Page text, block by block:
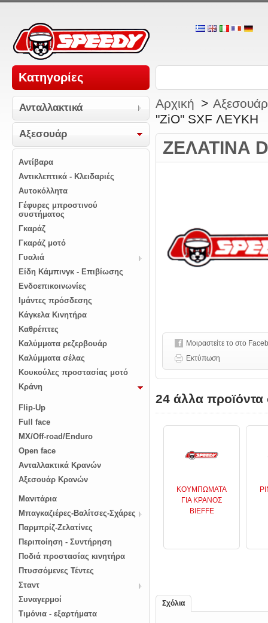
Κατηγορίες
Ανταλλακτικά
Αξεσουάρ
Αντίβαρα
Αντικλεπτικά - Κλειδαριές
Αυτοκόλλητα
Γέφυρες μπροστινού
συστήματος
Γκαράζ
Γκαράζ μοτό
Γυαλιά
Είδη Κάμπινγκ - Επιβίωσης
Ενδοεπικοινωνίες
Ιμάντες πρόσδεσης
Κάγκελα Κινητήρα
Καθρέπτες
Καλύμματα ρεζερβουάρ
Καλύμματα σέλας
Κουκούλες προστασίας μοτό
Κράνη
Flip-Up
Full face
MX/Off-road/Enduro
Open face
Ανταλλακτικά Κρανών
Αξεσουάρ Κρανών
Μανιτάρια
Μπαγκαζιέρες-Βαλίτσες-Σχάρες
Παρμπρίζ-Ζελατίνες
Περιποίηση - Συντήρηση
Ποδιά προστασίας κινητήρα
Πτυσσόμενες Τέντες
Σταντ
Συναγερμοί
Τιμόνια - εξαρτήματα
Αρχική > Αξεσουάρ
"ZiO" SXF ΛΕΥΚΗ
ΖΕΛΑΤΙΝΑ
Μοιραστείτε το στο
Εκτύπωση
24 άλλα προϊόντα
KOYΜΠΩΜΑΤΑ
ΓΙΑ ΚΡΑΝΟΣ
BIEFFE
Σχόλια